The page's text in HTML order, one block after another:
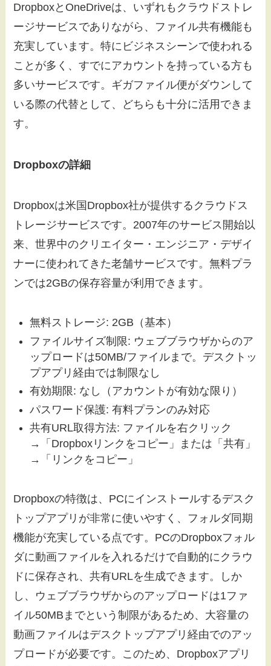
DropboxとOneDriveは、いずれもクラウドストレ
ージサービスでありながら、ファイル共有機能も
充実しています。特にビジネスシーンで使われる
ことが多く、すでにアカウントを持っている方も
多いサービスです。ギガファイル便がダウンして
いる際の代替として、どちらも十分に活用できま
す。
Dropboxの詳細
Dropboxは米国Dropbox社が提供するクラウドス
トレージサービスです。2007年のサービス開始以
来、世界中のクリエイター・エンジニア・デザイ
ナーに使われてきた老舗サービスです。無料プラ
ンでは2GBの保存容量が利用できます。
無料ストレージ: 2GB（基本）
ファイルサイズ制限: ウェブブラウザからのア
ップロードは50MB/ファイルまで。デスクトッ
プアプリ経由では制限なし
有効期限: なし（アカウントが有効な限り）
パスワード保護: 有料プランのみ対応
共有URL取得方法: ファイルを右クリック
→「Dropboxリンクをコピー」または「共有」
→「リンクをコピー」
Dropboxの特徴は、PCにインストールするデスク
トップアプリが非常に使いやすく、フォルダ同期
機能が充実している点です。PCのDropboxフォル
ダに動画ファイルを入れるだけで自動的にクラウ
ドに保存され、共有URLを生成できます。しか
し、ウェブブラウザからのアップロードは1ファ
イル50MBまでという制限があるため、大容量の
動画ファイルはデスクトップアプリ経由でのアッ
プロードが必要です。このため、Dropboxアプリ